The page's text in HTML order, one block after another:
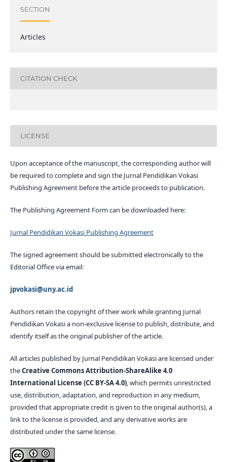
SECTION
Articles
CITATION CHECK
LICENSE
Upon acceptance of the manuscript, the corresponding author will
be required to complete and sign the Jurnal Pendidikan Vokasi
Publishing Agreement before the article proceeds to publication.
The Publishing Agreement Form can be downloaded here:
Jurnal Pendidikan Vokasi Publishing Agreement
The signed agreement should be submitted electronically to the
Editorial Office via email:
jpvokasi@uny.ac.id
Authors retain the copyright of their work while granting Jurnal
Pendidikan Vokasi a non-exclusive license to publish, distribute, and
identify itself as the original publisher of the article.
All articles published by Jurnal Pendidikan Vokasi are licensed under
theCreative Commons Attribution-ShareAlike 4.0
International License (CC BY-SA 4.0), which permits unrestricted
use, distribution, adaptation, and reproduction in any medium,
provided that appropriate credit is given to the original author(s), a
link to the license is provided, and any derivative works are
distributed under the same license.